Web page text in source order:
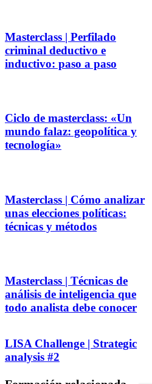
Masterclass | Perfilado
criminal deductivo e
inductivo: paso a paso
Ciclo de masterclass: «Un
mundo falaz: geopolítica y
tecnología»
Masterclass | Cómo analizar
unas elecciones políticas:
técnicas y métodos
Masterclass | Técnicas de
análisis de inteligencia que
todo analista debe conocer
LISA Challenge | Strategic
analysis #2